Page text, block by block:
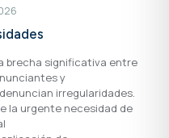
brecha significativa entre
y
irregularidades.
la urgente necesidad de